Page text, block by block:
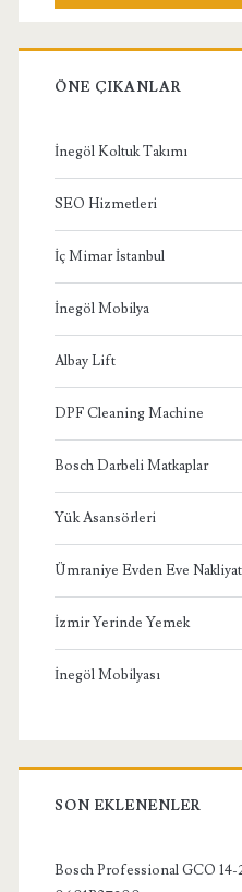
ÖNE ÇIKANLAR
İnegöl Koltuk Takımı
SEO Hizmetleri
İç Mimar İstanbul
İnegöl Mobilya
Albay Lift
DPF Cleaning Machine
Bosch Darbeli Matkaplar
Yük Asansörleri
Ümraniye Evden Eve Nakliyat
İzmir Yerinde Yemek
İnegöl Mobilyası
SON EKLENENLER
Bosch Professional GCO